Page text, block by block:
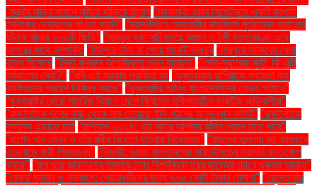
"মন্ত্রীর বাড়ির সামনে বৃষ্টিতে দাঁড়িয়ে ছিলাম "ময়নামতি ওয়ার সিমেট্রিতে একটি জাপানি
সৈনিকের দেহাবশেষ পাওয়া যায়নি" "ময়মনসিংহে আজহারীর মাহফিলে মুঠোফোন হারানোর
ঘটনায় থানায় ২০০টি জিডি" "মামুনুল হক: সচিবালয়ে আগুন ও টঙ্গী হত্যাকাণ্ড একে
অপরের সাথে সম্পর্কিত "মিরপুরে চাঁদা না পেয়ে মার্কেট ভাঙচুর "মিরপুরে সাকিবের খেলা
বন্ধে বিক্ষোভ "মির্জা ফখরুল আগামীকাল লন্ডন যাচ্ছেন" "মেসি-সুয়ারেজ জুটি: কি এটি
সর্বকালের সেরা?" "যদি এই সরকার পরাজিত হয় "যুক্তরাজ্য রাশিয়াকে সহায়তা করা
ব্যক্তিদের প্রবেশ নিষিদ্ধ করছে" "যুক্তরাষ্ট্র অবৈধ বাংলাদেশিদের ফেরত পাঠাবে"
"যুক্তরাষ্ট্র থেকে সামরিক বিমানে দেশে ফিরলেন নথিপত্রহীন ভারতীয় অভিবাসীরা"
"রাজনৈতিক দলের কাছ থেকে নাম চেয়েছে ইসি গঠনের অনুসন্ধান কমিটি" "রাজনৈতিক
বক্তব্য এড়াতে চাই "রাশিফল ২০২৪: এই বছরে আপনার জীবন কেমন হতে পারে"
"রাশেদ খান মেনন ও তাঁর স্ত্রীর বিদেশে যাত্রায় নিষেধাজ্ঞা" "রাহুলের তুলনায় বড় ব্যবধানে
ওয়েনাডে জয়ী প্রিয়াঙ্কা" "রিজভী: ভারত বাংলাদেশের সার্বভৌমত্বে সরাসরি হস্তক্ষেপ
করছে" "রূপগঞ্জে ডাকাতদের হামলায় ঢাকা বিশ্ববিদ্যালয়ের ছাত্রের চোখে গুরুতর আঘাত"
"রেকর্ড মুনাফা ও লভ্যাংশ: শেয়ারধারীদের জন্য ৯৭৫ কোটি টাকার ঘোষণা" "রেস্তোরাঁয়